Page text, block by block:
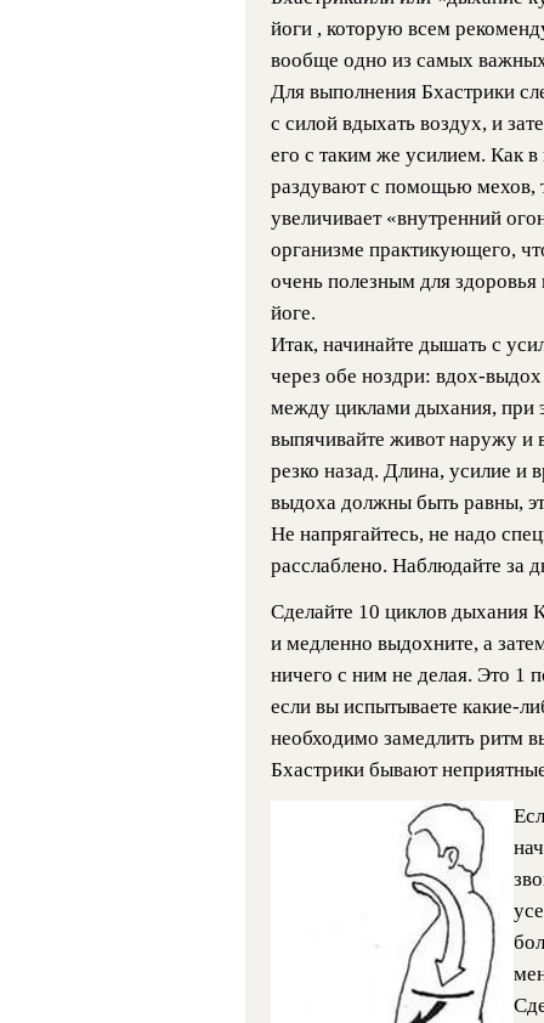
йоги , которую всем
вообще одно из самых
Для выполнения Бхастрики
с силой вдыхать воздух, и
его с таким же усилием. Как в
раздувают с помощью мехов,
увеличивает «внутренний
организме практикующего,
очень полезным для здоровья
йоге.
Итак, начинайте дышать с
через обе ноздри: вдох-выдох
между циклами дыхания, при
выпячивайте живот наружу и
резко назад. Длина, усилие и
выдоха должны быть равны,
Не напрягайтесь, не надо
расслаблено. Наблюдайте за
Сделайте 10 циклов дыхания
и медленно выдохните, а
ничего с ним не делая. Это 1
если вы испытываете какие-
необходимо замедлить ритм
Бхастрики бывают